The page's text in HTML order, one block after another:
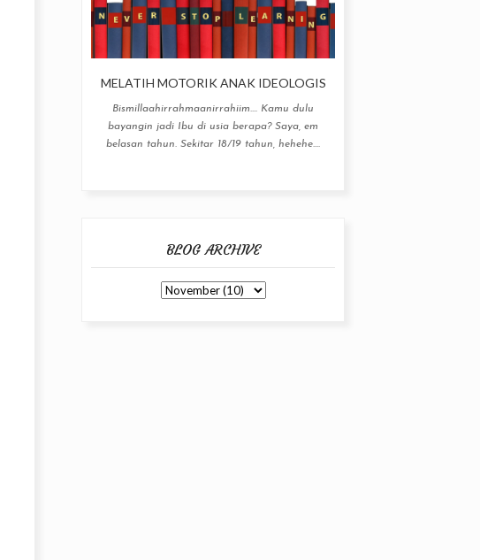
MELATIH MOTORIK ANAK IDEOLOGIS
Bismillaahirrahmaanirrahiim.... Kamu dulu
bayangin jadi Ibu di usia berapa? Saya, em
belasan tahun. Sekitar 18/19 tahun, hehehe....
BLOG ARCHIVE